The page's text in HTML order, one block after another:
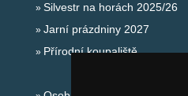
Silvestr na horách 2025/26
Jarní prázdniny 2027
Přírodní koupaliště